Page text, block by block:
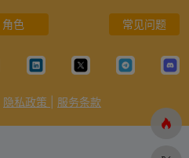
角色 常见问题
隐私政策 服务条款